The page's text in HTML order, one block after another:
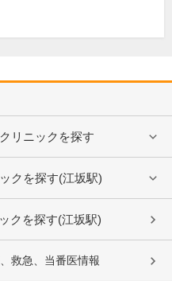
リニックを探す
クを探す(江坂駅)
クを探す(江坂駅)
救急、当番医情報